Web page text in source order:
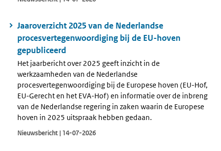
Jaaroverzicht 2025 van de Nederlandse
procesvertegenwoordiging bij de EU-hoven
gepubliceerd
Het jaarbericht over 2025 geeft inzicht in de
werkzaamheden van de Nederlandse
procesvertegenwoordiging bij de Europese hoven (EU-Hof,
EU-Gerecht en het EVA-Hof) en informatie over de inbreng
van de Nederlandse regering in zaken waarin de Europese
hoven in 2025 uitspraak hebben gedaan.
Nieuwsbericht | 14-07-2026